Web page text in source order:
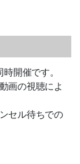
開催です。
画の視聴によ
セル待ちでの